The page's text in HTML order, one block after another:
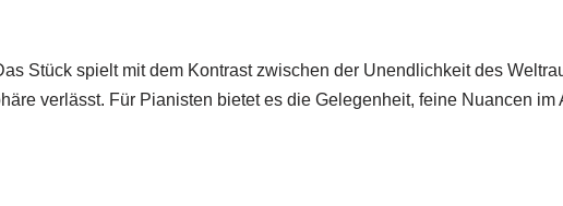
Stück spielt mit dem Kontrast zwischen der Unendlichkeit des
verlässt. Für Pianisten bietet es die Gelegenheit, feine Nuancen im